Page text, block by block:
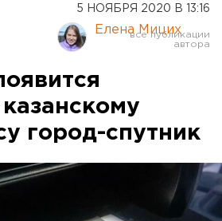
Курган
Оренбург
5 НОЯБРЯ 2020 В 13:16
Елена Мицих
город-спутник